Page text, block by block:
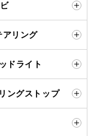
アリング
ドライト
ングストップ